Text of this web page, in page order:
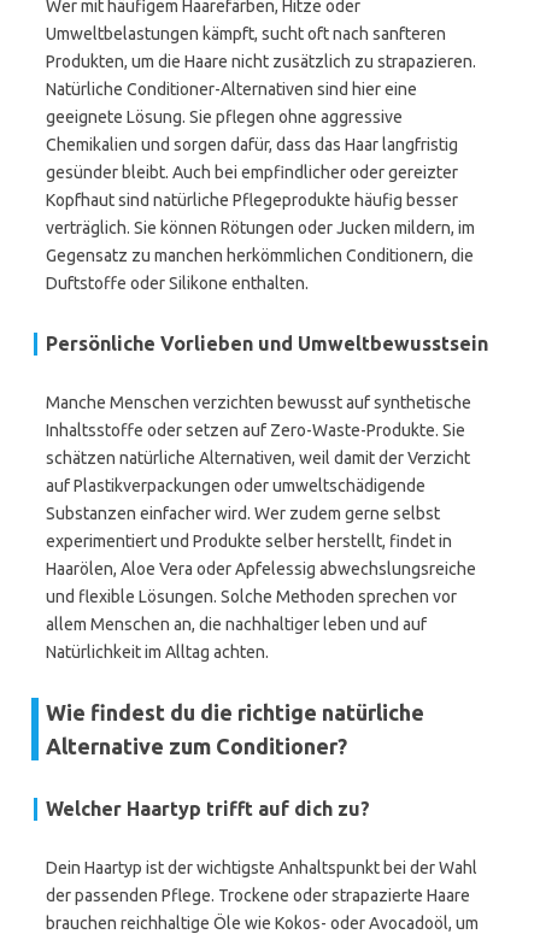
Wer mit häufigem Haarefärben, Hitze oder
Umweltbelastungen kämpft, sucht oft nach sanfteren
Produkten, um die Haare nicht zusätzlich zu strapazieren.
Natürliche Conditioner-Alternativen sind hier eine
geeignete Lösung. Sie pflegen ohne aggressive
Chemikalien und sorgen dafür, dass das Haar langfristig
gesünder bleibt. Auch bei empfindlicher oder gereizter
Kopfhaut sind natürliche Pflegeprodukte häufig besser
verträglich. Sie können Rötungen oder Jucken mildern, im
Gegensatz zu manchen herkömmlichen Conditionern, die
Duftstoffe oder Silikone enthalten.
Persönliche Vorlieben und Umweltbewusstsein
Manche Menschen verzichten bewusst auf synthetische
Inhaltsstoffe oder setzen auf Zero-Waste-Produkte. Sie
schätzen natürliche Alternativen, weil damit der Verzicht
auf Plastikverpackungen oder umweltschädigende
Substanzen einfacher wird. Wer zudem gerne selbst
experimentiert und Produkte selber herstellt, findet in
Haarölen, Aloe Vera oder Apfelessig abwechslungsreiche
und flexible Lösungen. Solche Methoden sprechen vor
allem Menschen an, die nachhaltiger leben und auf
Natürlichkeit im Alltag achten.
Wie findest du die richtige natürliche
Alternative zum Conditioner?
Welcher Haartyp trifft auf dich zu?
Dein Haartyp ist der wichtigste Anhaltspunkt bei der Wahl
der passenden Pflege. Trockene oder strapazierte Haare
brauchen reichhaltige Öle wie Kokos- oder Avocadoöl, um